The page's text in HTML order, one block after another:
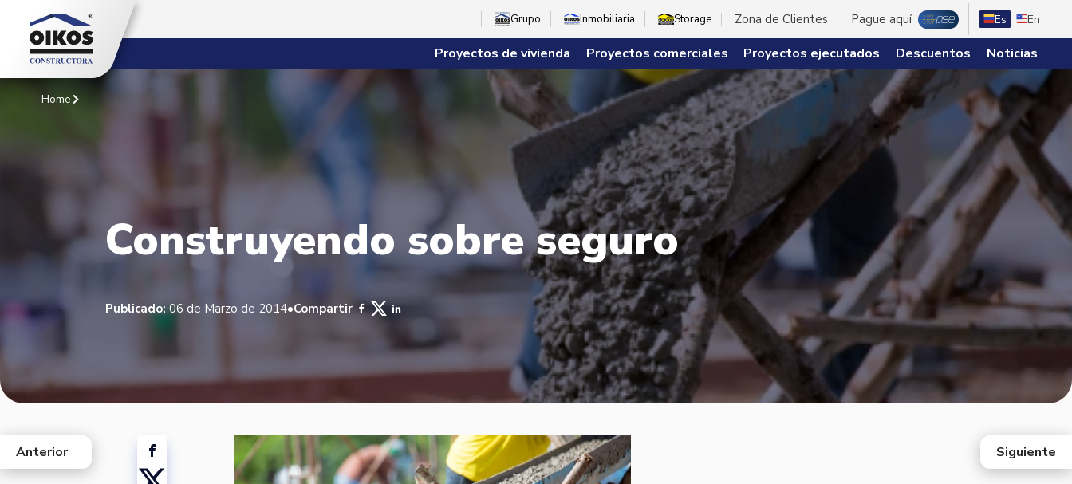
Grupo Inmobiliaria Storage Zona de Clientes Pague aquí Es En
Proyectos de vivienda Proyectos comerciales Proyectos ejecutados Descuentos Noticias
Home
Construyendo sobre seguro
Publicado:06 de Marzo de 2014•Compartir
west
Anterior Siguiente